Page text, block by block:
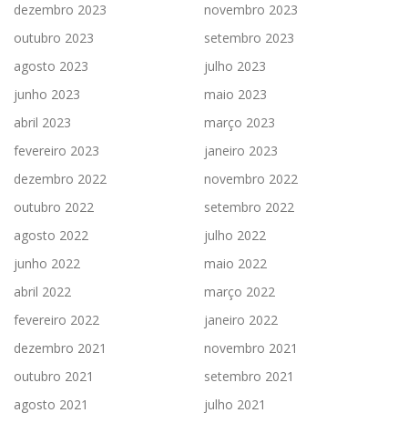
dezembro 2023
novembro 2023
outubro 2023
setembro 2023
agosto 2023
julho 2023
junho 2023
maio 2023
abril 2023
março 2023
fevereiro 2023
janeiro 2023
dezembro 2022
novembro 2022
outubro 2022
setembro 2022
agosto 2022
julho 2022
junho 2022
maio 2022
abril 2022
março 2022
fevereiro 2022
janeiro 2022
dezembro 2021
novembro 2021
outubro 2021
setembro 2021
agosto 2021
julho 2021